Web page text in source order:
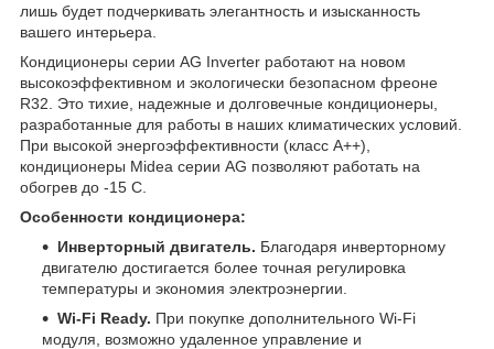
лишь будет подчеркивать элегантность и изысканность
вашего интерьера.
Кондиционеры серии AG Inverter работают на новом
высокоэффективном и экологически безопасном фреоне
R32. Это тихие, надежные и долговечные кондиционеры,
разработанные для работы в наших климатических условий.
При высокой энергоэффективности (класс А++),
кондиционеры Midea серии AG позволяют работать на
обогрев до -15 С.
Особенности кондиционера:
Инверторный двигатель. Благодаря инверторному
двигателю достигается более точная регулировка
температуры и экономия электроэнергии.
Wi-Fi Ready. При покупке дополнительного Wi-Fi
модуля, возможно удаленное управление и